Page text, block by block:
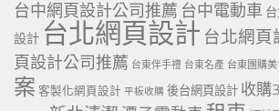
台中網頁設計公司推薦 台中電動車
設計 台北網頁設計 台北網頁
頁設計公司推薦 台東伴手禮 台東名產 台東團購
案 客製化網頁設計 平板收購 後台網頁設計 收購